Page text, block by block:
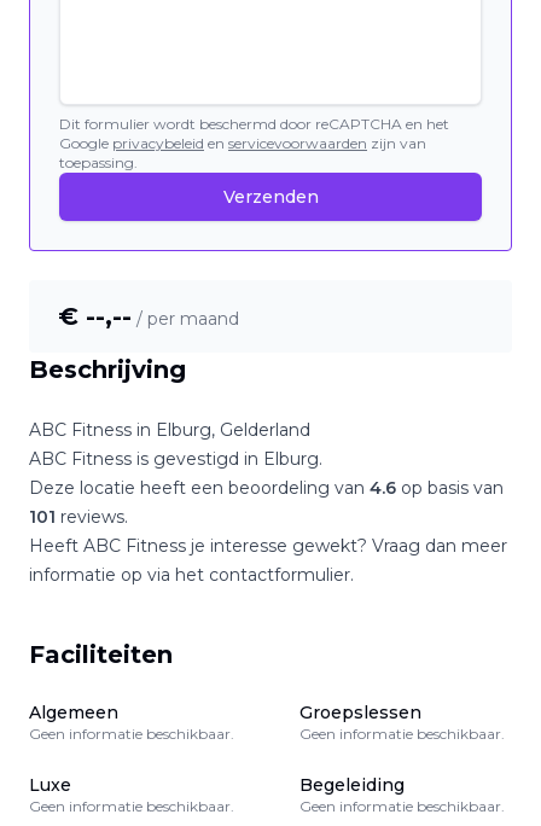
Beschrijving
ABC Fitness in Elburg, Gelderland
ABC Fitness is gevestigd in Elburg.
Deze locatie heeft een beoordeling van 4.6 op basis van
101 reviews.
Heeft ABC Fitness je interesse gewekt? Vraag dan meer
informatie op via het contactformulier.
Faciliteiten
Algemeen
Geen informatie beschikbaar.
Groepslessen
Geen informatie beschikbaar.
Luxe
Geen informatie beschikbaar.
Begeleiding
Geen informatie beschikbaar.
Dit formulier wordt beschermd door reCAPTCHA en het
Google privacybeleid en servicevoorwaarden zijn van
toepassing.
Verzenden
€ --,-- / per maand